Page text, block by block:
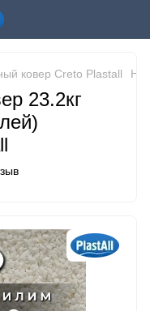
ковер Creto Plastall
23.2кг